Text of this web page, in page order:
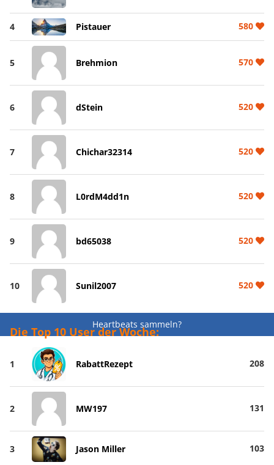
4 Pistauer 580
5 Brehmion 570
6 dStein 520
7 Chichar32314 520
8 L0rdM4dd1n 520
9 bd65038 520
10 Sunil2007 520
Heartbeats sammeln?
Die Top 10 User der Woche:
1 RabattRezept 208
2 MW197 131
3 Jason Miller 103